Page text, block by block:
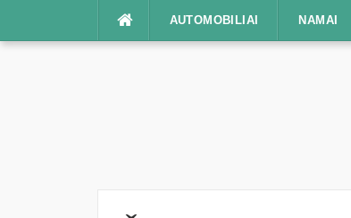
AUTOMOBILIAI NAMAI